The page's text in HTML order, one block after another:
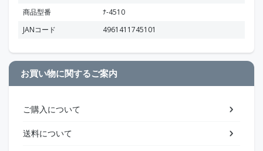
商品型番
ﾅ-4510
JANコード
4961411745101
お買い物に関するご案内
ご購入について
送料について